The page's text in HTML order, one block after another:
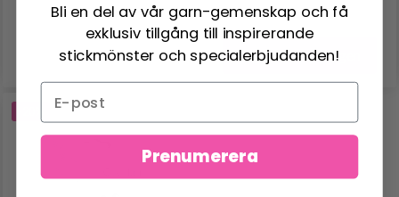
Lägg till varukorgen
Bli en del av vår garn-gemenskap och få
exklusiv tillgång till inspirerande
stickmönster och specialerbjudanden!
Prenumerera